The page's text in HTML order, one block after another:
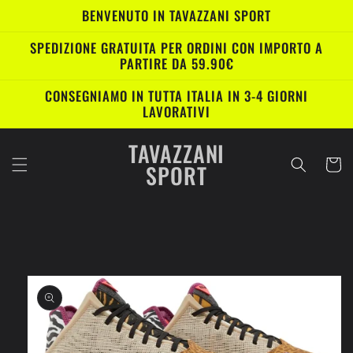
direttamenteBENVENUTO IN TAVAZZANI SPORT
SPEDIZIONE GRATUITA PER ORDINI CON IMPORTO A
PARTIRE DA 59.90€
CONSEGNIAMO IN TUTTA ITALIA IN 3-4 GIORNI
LAVORATIVI
TAVAZZANI
SPORT Carrello